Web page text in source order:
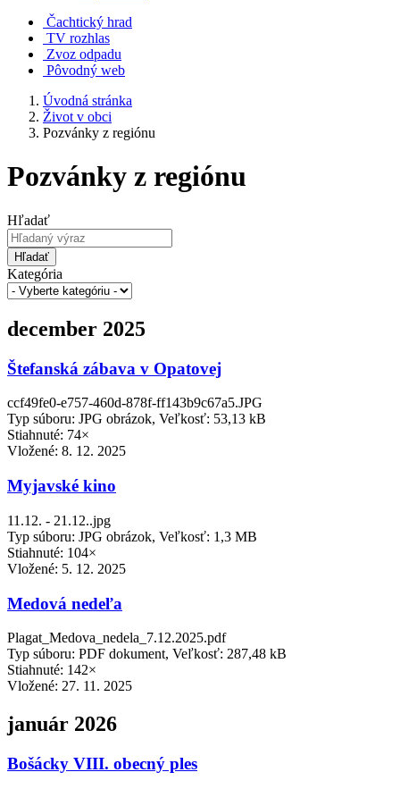
Čachtický hrad
TV rozhlas
Zvoz odpadu
Pôvodný web
Úvodná stránka
Život v obci
Pozvánky z regiónu
Pozvánky z regiónu
Hľadať
Hľadať
Kategória
december 2025
Štefanská zábava v Opatovej
ccf49fe0-e757-460d-878f-ff143b9c67a5.JPG
Typ súboru: JPG obrázok, Veľkosť: 53,13 kB
Stiahnuté: 74×
Vložené: 8. 12. 2025
Myjavské kino
11.12. - 21.12..jpg
Typ súboru: JPG obrázok, Veľkosť: 1,3 MB
Stiahnuté: 104×
Vložené: 5. 12. 2025
Medová nedeľa
Plagat_Medova_nedela_7.12.2025.pdf
Typ súboru: PDF dokument, Veľkosť: 287,48 kB
Stiahnuté: 142×
Vložené: 27. 11. 2025
január 2026
Bošácky VIII. obecný ples